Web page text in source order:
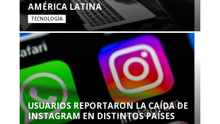
AMÉRICA LATINA
TECNOLOGÍA
USUARIOS REPORTARON LA CAÍDA DE
INSTAGRAM EN DISTINTOS PAÍSES